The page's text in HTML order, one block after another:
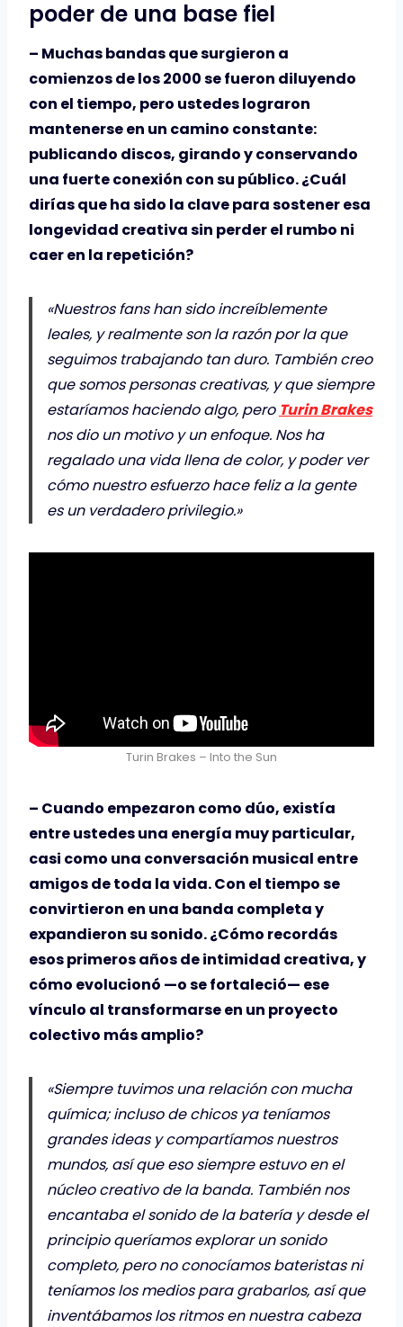
poder de una base fiel
– Muchas bandas que surgieron a
comienzos de los 2000 se fueron diluyendo
con el tiempo, pero ustedes lograron
mantenerse en un camino constante:
publicando discos, girando y conservando
una fuerte conexión con su público. ¿Cuál
dirías que ha sido la clave para sostener esa
longevidad creativa sin perder el rumbo ni
caer en la repetición?
«Nuestros fans han sido increíblemente
leales, y realmente son la razón por la que
seguimos trabajando tan duro. También creo
que somos personas creativas, y que siempre
estaríamos haciendo algo, pero Turin Brakes
nos dio un motivo y un enfoque. Nos ha
regalado una vida llena de color, y poder ver
cómo nuestro esfuerzo hace feliz a la gente
es un verdadero privilegio.»
Turin Brakes – Into the Sun
– Cuando empezaron como dúo, existía
entre ustedes una energía muy particular,
casi como una conversación musical entre
amigos de toda la vida. Con el tiempo se
convirtieron en una banda completa y
expandieron su sonido. ¿Cómo recordás
esos primeros años de intimidad creativa, y
cómo evolucionó —o se fortaleció— ese
vínculo al transformarse en un proyecto
colectivo más amplio?
«Siempre tuvimos una relación con mucha
química; incluso de chicos ya teníamos
grandes ideas y compartíamos nuestros
mundos, así que eso siempre estuvo en el
núcleo creativo de la banda. También nos
encantaba el sonido de la batería y desde el
principio queríamos explorar un sonido
completo, pero no conocíamos bateristas ni
teníamos los medios para grabarlos, así que
inventábamos los ritmos en nuestra cabeza